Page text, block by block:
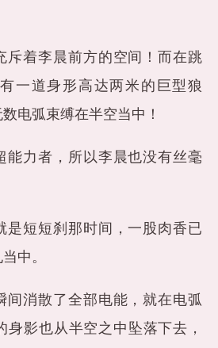
斥着李晨前方的空间！而在跳
一道身形高达两米的巨型狼
电弧束缚在半空当中！
能力者，所以李晨也没有丝毫
是短短刹那时间，一股肉香已
中。
间消散了全部电能，就在电弧
身影也从半空之中坠落下去，